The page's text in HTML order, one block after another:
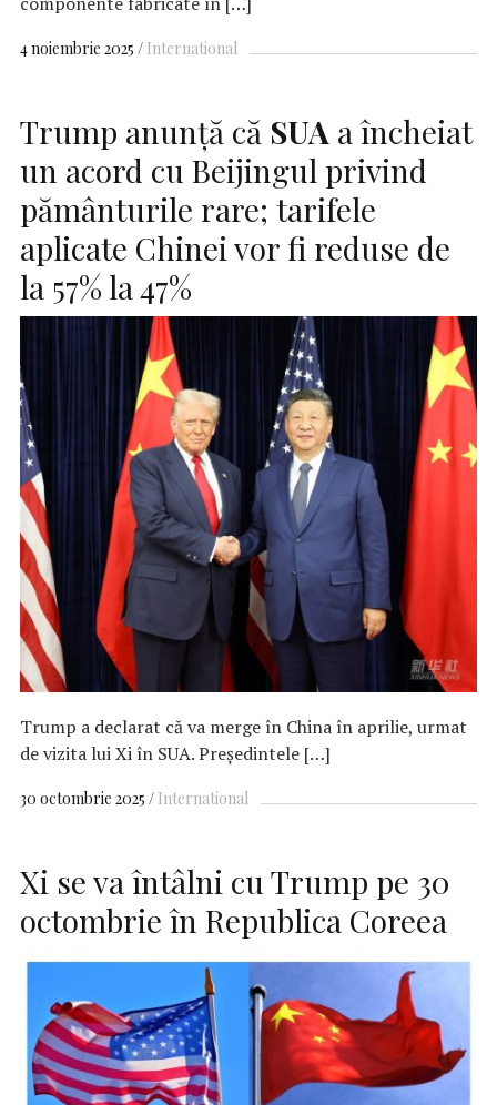
4 noiembrie 2025 International
Trump anunță că SUA a încheiat
un acord cu Beijingul privind
pământurile rare; tarifele
aplicate Chinei vor fi reduse de
la 57% la 47%
Trump a declarat că va merge în China în aprilie, urmat
de vizita lui Xi în SUA. Președintele […]
30 octombrie 2025 International
Xi se va întâlni cu Trump pe 30
octombrie în Republica Coreea